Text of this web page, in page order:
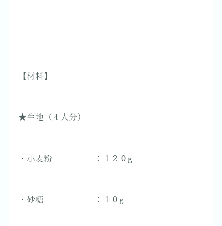
【材料】
★生地（４人分）
・小麦粉 ：１２０g
・砂糖 ：１０g